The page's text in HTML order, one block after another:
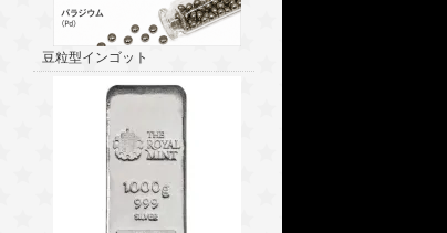
豆粒型インゴット